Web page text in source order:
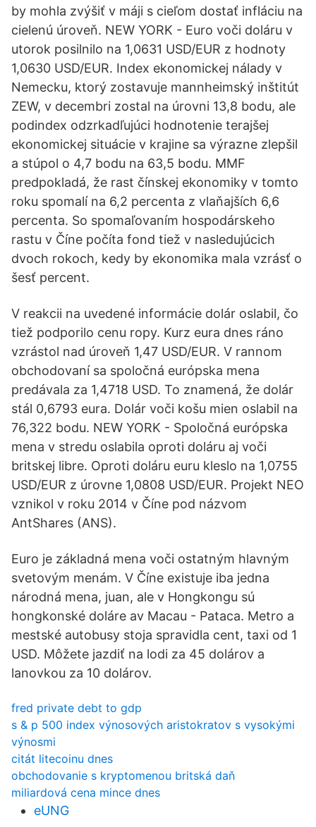
by mohla zvýšiť v máji s cieľom dostať infláciu na
cielenú úroveň. NEW YORK - Euro voči doláru v
utorok posilnilo na 1,0631 USD/EUR z hodnoty
1,0630 USD/EUR. Index ekonomickej nálady v
Nemecku, ktorý zostavuje mannheimský inštitút
ZEW, v decembri zostal na úrovni 13,8 bodu, ale
podindex odzrkadľujúci hodnotenie terajšej
ekonomickej situácie v krajine sa výrazne zlepšil
a stúpol o 4,7 bodu na 63,5 bodu. MMF
predpokladá, že rast čínskej ekonomiky v tomto
roku spomalí na 6,2 percenta z vlaňajších 6,6
percenta. So spomaľovaním hospodárskeho
rastu v Číne počíta fond tiež v nasledujúcich
dvoch rokoch, kedy by ekonomika mala vzrásť o
šesť percent.
V reakcii na uvedené informácie dolár oslabil, čo
tiež podporilo cenu ropy. Kurz eura dnes ráno
vzrástol nad úroveň 1,47 USD/EUR. V rannom
obchodovaní sa spoločná európska mena
predávala za 1,4718 USD. To znamená, že dolár
stál 0,6793 eura. Dolár voči košu mien oslabil na
76,322 bodu. NEW YORK - Spoločná európska
mena v stredu oslabila oproti doláru aj voči
britskej libre. Oproti doláru euru kleslo na 1,0755
USD/EUR z úrovne 1,0808 USD/EUR. Projekt NEO
vznikol v roku 2014 v Číne pod názvom
AntShares (ANS).
Euro je základná mena voči ostatným hlavným
svetovým menám. V Číne existuje iba jedna
národná mena, juan, ale v Hongkongu sú
hongkonské doláre av Macau - Pataca. Metro a
mestské autobusy stoja spravidla cent, taxi od 1
USD. Môžete jazdiť na lodi za 45 dolárov a
lanovkou za 10 dolárov.
fred private debt to gdp
s & p 500 index výnosových aristokratov s vysokými
výnosmi
citát litecoinu dnes
obchodovanie s kryptomenou britská daň
miliardová cena mince dnes
eUNG